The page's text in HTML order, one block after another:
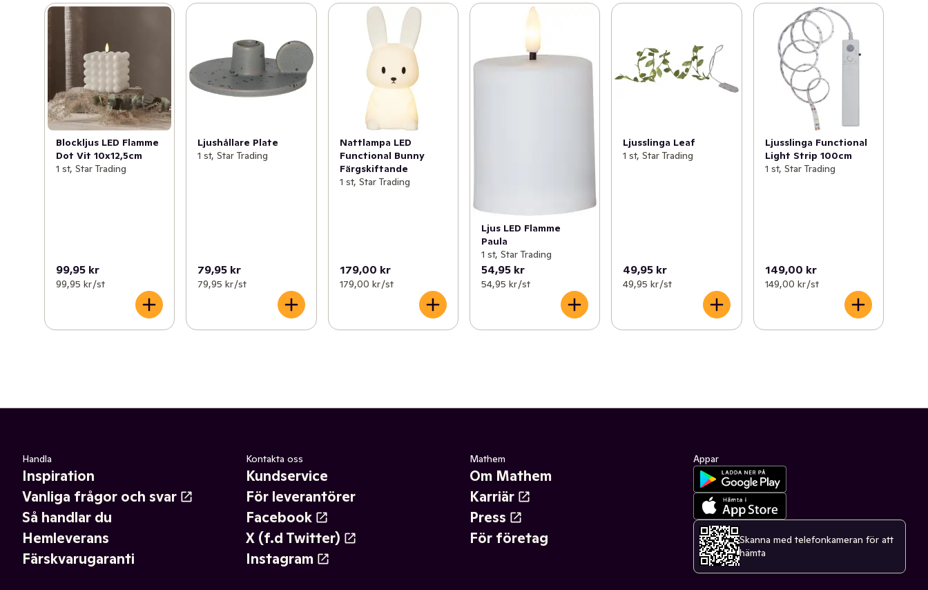
Blockljus LED Flamme
Dot Vit 10x12,5cm
1 st, Star Trading
99,95 kr
99,95 kr /st
Ljushållare Plate
1 st, Star Trading
79,95 kr
79,95 kr /st
Nattlampa LED
Functional Bunny
Färgskiftande
1 st, Star Trading
179,00 kr
179,00 kr /st
Ljus LED Flamme
Paula
1 st, Star Trading
54,95 kr
54,95 kr /st
Ljusslinga Leaf
1 st, Star Trading
49,95 kr
49,95 kr /st
Ljusslinga Functional
Light Strip 100cm
1 st, Star Trading
149,00 kr
149,00 kr /st
Handla
Inspiration
Vanliga frågor och svar
Så handlar du
Hemleverans
Färskvarugaranti
Kontakta oss
Kundservice
För leverantörer
Facebook
X (f.d Twitter)
Instagram
Mathem
Om Mathem
Karriär
Press
För företag
Appar
Skanna med telefonkameran för att
hämta